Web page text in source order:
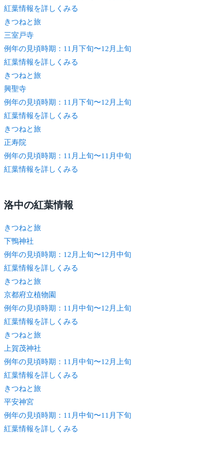
紅葉情報を詳しくみる
きつねと旅
三室戸寺
例年の見頃時期：11月下旬〜12月上旬
紅葉情報を詳しくみる
きつねと旅
興聖寺
例年の見頃時期：11月下旬〜12月上旬
紅葉情報を詳しくみる
きつねと旅
正寿院
例年の見頃時期：11月上旬〜11月中旬
紅葉情報を詳しくみる
洛中の紅葉情報
きつねと旅
下鴨神社
例年の見頃時期：12月上旬〜12月中旬
紅葉情報を詳しくみる
きつねと旅
京都府立植物園
例年の見頃時期：11月中旬〜12月上旬
紅葉情報を詳しくみる
きつねと旅
上賀茂神社
例年の見頃時期：11月中旬〜12月上旬
紅葉情報を詳しくみる
きつねと旅
平安神宮
例年の見頃時期：11月中旬〜11月下旬
紅葉情報を詳しくみる